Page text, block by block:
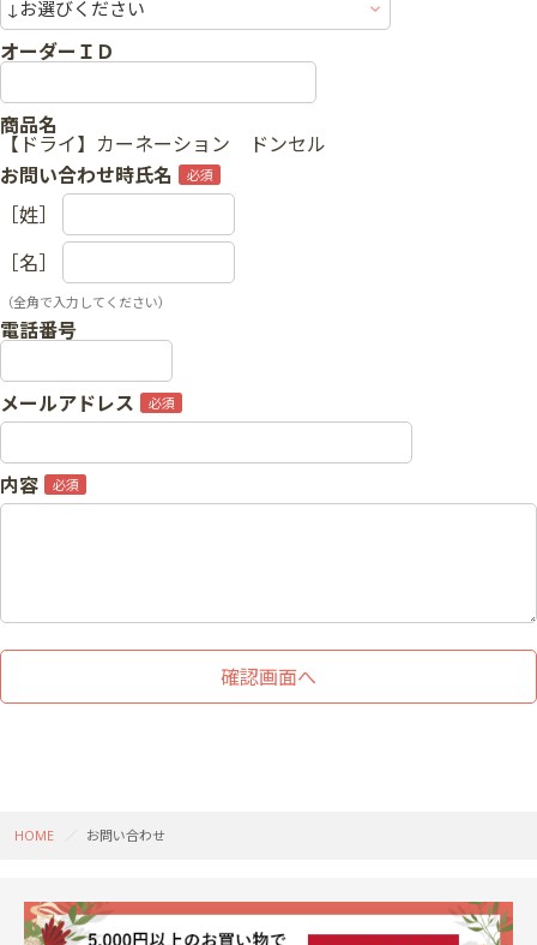
オーダーＩＤ
商品名
【ドライ】カーネーション ドンセル
お問い合わせ時氏名
［姓］
［名］
（全角で入力してください）
電話番号
メールアドレス
内容
HOME お問い合わせ